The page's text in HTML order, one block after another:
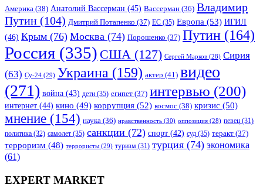
Америка (38) Анатолий Вассерман (45) Вассерман (36) Владимир
Путин (104) Дмитрий Потапенко (37) ЕС (35) Европа (53) ИГИЛ
(46) Крым (76) Москва (74) Порошенко (37) Путин (164)
Россия (335) США (127) Сергей Марков (28) Сирия
(63) Су-24 (29) Украина (159) актер (41) видео
(271) война (43) дети (35) египет (37) интервью (200)
интернет (44) кино (49) коррупция (52) космос (38) кризис (50)
мнение (154) наука (36) нравственность (30) оппозиция (28) певец (31)
политика (32) самолет (35) санкции (72) спорт (42) суд (35) теракт (37)
терроризм (48) террористы (29) туризм (31) турция (74) экономика
(61)
EXPERT MARKET